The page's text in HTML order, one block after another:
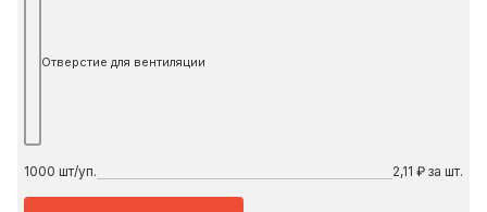
Отверстие для вентиляции
1000 шт/уп. 2,11 ₽ за шт.